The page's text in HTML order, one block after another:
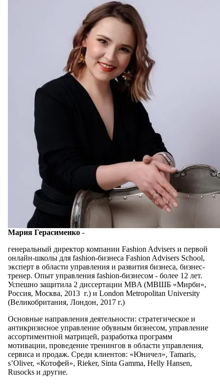
Мария Герасименко -
генеральный директор компании Fashion Advisers и первой
онлайн-школы для fashion-бизнеса Fashion Advisers School,
эксперт в области управления и развития бизнеса, бизнес-
тренер. Опыт управления fashion-бизнесом - более 12 лет.
Успешно защитила 2 диссертации MBA (МВШБ «Мирби»,
Россия, Москва, 2013 г.) и London Metropolitan University
(Великобритания, Лондон, 2017 г.)
Основные направления деятельности: стратегическое и
антикризисное управление обувным бизнесом, управление
ассортиментной матрицей, разработка программ
мотивации, проведение тренингов в области управления,
сервиса и продаж. Среди клиентов: «Юничел», Tamaris,
s’Oliver, «Котофей», Rieker, Sinta Gamma, Helly Hansen,
Rusocks и другие.